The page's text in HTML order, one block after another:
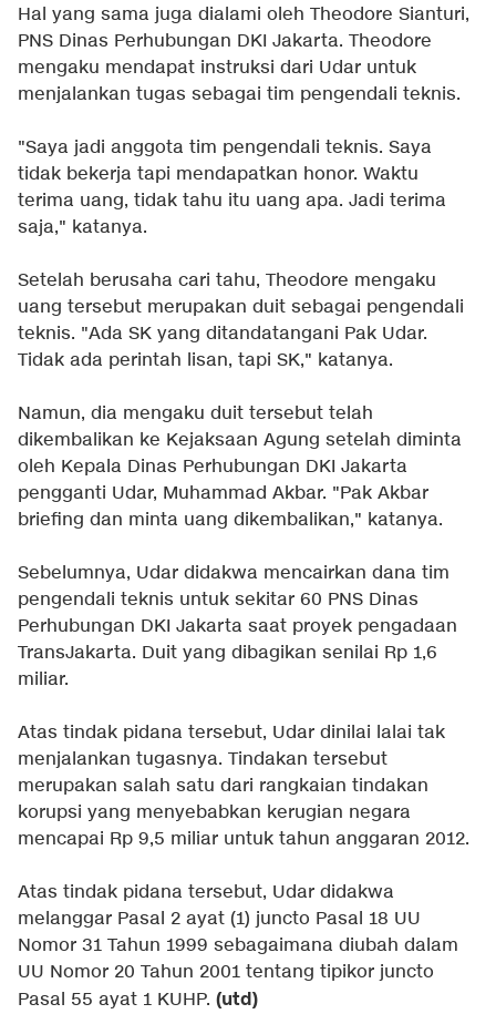
Hal yang sama juga dialami oleh Theodore Sianturi,
PNS Dinas Perhubungan DKI Jakarta. Theodore
mengaku mendapat instruksi dari Udar untuk
menjalankan tugas sebagai tim pengendali teknis.
"Saya jadi anggota tim pengendali teknis. Saya
tidak bekerja tapi mendapatkan honor. Waktu
terima uang, tidak tahu itu uang apa. Jadi terima
saja," katanya.
Setelah berusaha cari tahu, Theodore mengaku
uang tersebut merupakan duit sebagai pengendali
teknis. "Ada SK yang ditandatangani Pak Udar.
Tidak ada perintah lisan, tapi SK," katanya.
Namun, dia mengaku duit tersebut telah
dikembalikan ke Kejaksaan Agung setelah diminta
oleh Kepala Dinas Perhubungan DKI Jakarta
pengganti Udar, Muhammad Akbar. "Pak Akbar
briefing dan minta uang dikembalikan," katanya.
Sebelumnya, Udar didakwa mencairkan dana tim
pengendali teknis untuk sekitar 60 PNS Dinas
Perhubungan DKI Jakarta saat proyek pengadaan
TransJakarta. Duit yang dibagikan senilai Rp 1,6
miliar.
Atas tindak pidana tersebut, Udar dinilai lalai tak
menjalankan tugasnya. Tindakan tersebut
merupakan salah satu dari rangkaian tindakan
korupsi yang menyebabkan kerugian negara
mencapai Rp 9,5 miliar untuk tahun anggaran 2012.
Atas tindak pidana tersebut, Udar didakwa
melanggar Pasal 2 ayat (1) juncto Pasal 18 UU
Nomor 31 Tahun 1999 sebagaimana diubah dalam
UU Nomor 20 Tahun 2001 tentang tipikor juncto
Pasal 55 ayat 1 KUHP. (utd)